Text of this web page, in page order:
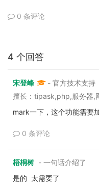
0 条评论
4 个回答
宋登峰
- 官方技术支持
擅长：tipask,php,服务器,
mark一下，这个功能需要
0 条评论
梧桐树 - 一句话介绍了
是的 太需要了